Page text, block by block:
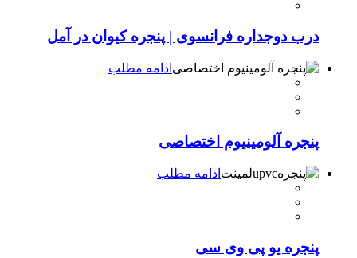
درب دوجداره فرانسوی | پنجره کیوان در آمل
ادامه مطلب
پنجره آلومینیوم اختصاصی
ادامه مطلب
پنجره یو پی وی سی